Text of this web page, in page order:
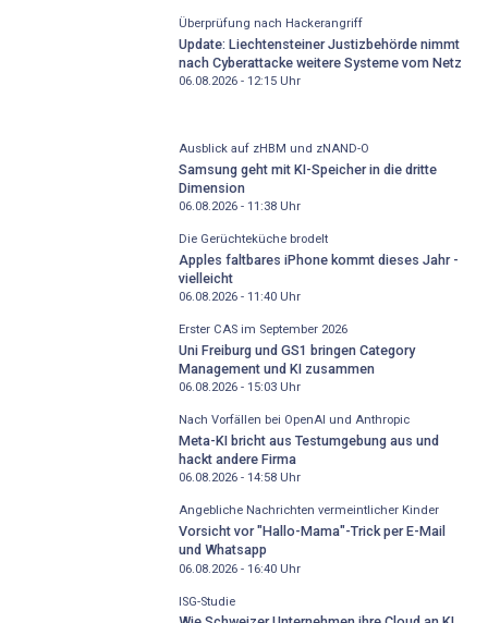
Überprüfung nach Hackerangriff
Update: Liechtensteiner Justizbehörde nimmt
nach Cyberattacke weitere Systeme vom Netz
06.08.2026 - 12:15Uhr
Ausblick auf zHBM und zNAND-O
Samsung geht mit KI-Speicher in die dritte
Dimension
06.08.2026 - 11:38Uhr
Die Gerüchteküche brodelt
Apples faltbares iPhone kommt dieses Jahr -
vielleicht
06.08.2026 - 11:40Uhr
Erster CAS im September 2026
Uni Freiburg und GS1 bringen Category
Management und KI zusammen
06.08.2026 - 15:03Uhr
Nach Vorfällen bei OpenAI und Anthropic
Meta-KI bricht aus Testumgebung aus und
hackt andere Firma
06.08.2026 - 14:58Uhr
Angebliche Nachrichten vermeintlicher Kinder
Vorsicht vor "Hallo-Mama"-Trick per E-Mail
und Whatsapp
06.08.2026 - 16:40Uhr
ISG-Studie